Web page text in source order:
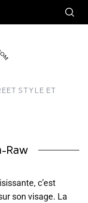
STYLE ET
Raw
c’est
son visage. La